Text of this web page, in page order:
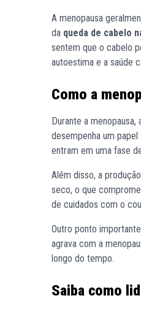
A menopausa
da queda de cabelo
sentem que o cabelo
autoestima e a saúde
Como a
Durante a
desempenha um
entram em uma fase
Além disso, a
seco, o que
de cuidados com o
Outro ponto
agrava com a
longo do tempo.
Saiba como